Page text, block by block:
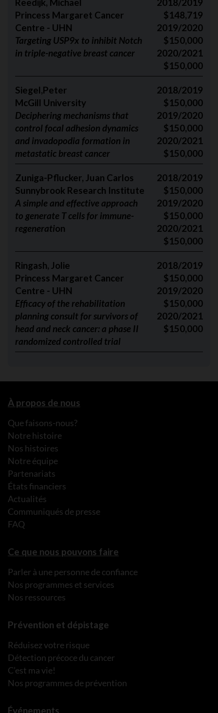
Princess Margaret Cancer
Centre - UHN
Targeting USP9x to inhibit Notch
in triple-negative breast cancer
$148,719
2019/2020
$150,000
2020/2021
$150,000
Siegel,Peter
McGill University
Deciphering mechanisms that
control focal adhesion dynamics
and invadopodia formation in
metastatic breast cancer
2018/2019
$150,000
2019/2020
$150,000
2020/2021
$150,000
Zuniga-Pflucker, Juan Carlos
Sunnybrook Research Institute
A simple and effective approach
to generate T cells for immune-
regeneration
2018/2019
$150,000
2019/2020
$150,000
2020/2021
$150,000
Ringash, Jolie
Princess Margaret Cancer
Centre - UHN
Efficacy of the rehabilitation
planning consult for survivors of
head and neck cancer: a phase II
randomized controlled trial
2018/2019
$150,000
2019/2020
$150,000
2020/2021
$150,000
À propos de nous
Que faisons-nous?
Notre histoire
Nos histoires
Notre équipe
Partenariats
États financiers
Actualités
Communiqués de presse
FAQ
Ce que nous pouvons faire
Parler à une personne de confiance
Nos programmes et services
Nos ressources
Prévention et dépistage
Réduisez votre risque
Détection précoce du cancer
C’est ma vie!
Nos programmes de prévention
Événements